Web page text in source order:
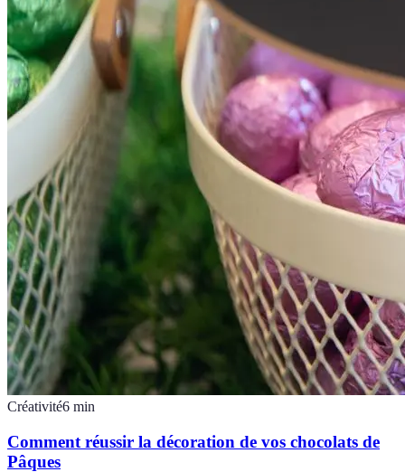
Créativité6 min
Comment réussir la décoration de vos chocolats de
Pâques